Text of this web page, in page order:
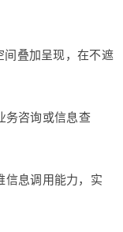
间叠加呈现，在不遮
务咨询或信息查
信息调用能力，实